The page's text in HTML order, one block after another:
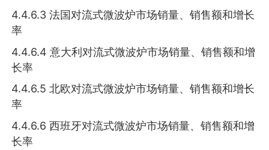
4.4.6.3 法国对流式微波炉市场销量、销售额和增长
率
4.4.6.4 意大利对流式微波炉市场销量、销售额和增
长率
4.4.6.5 北欧对流式微波炉市场销量、销售额和增长
率
4.4.6.6 西班牙对流式微波炉市场销量、销售额和增
长率